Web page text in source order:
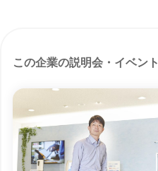
この企業の説明会・イベント